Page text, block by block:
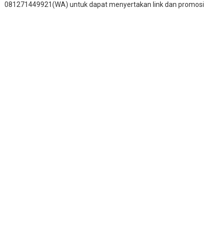
081271449921(WA) untuk dapat menyertakan link dan promosi